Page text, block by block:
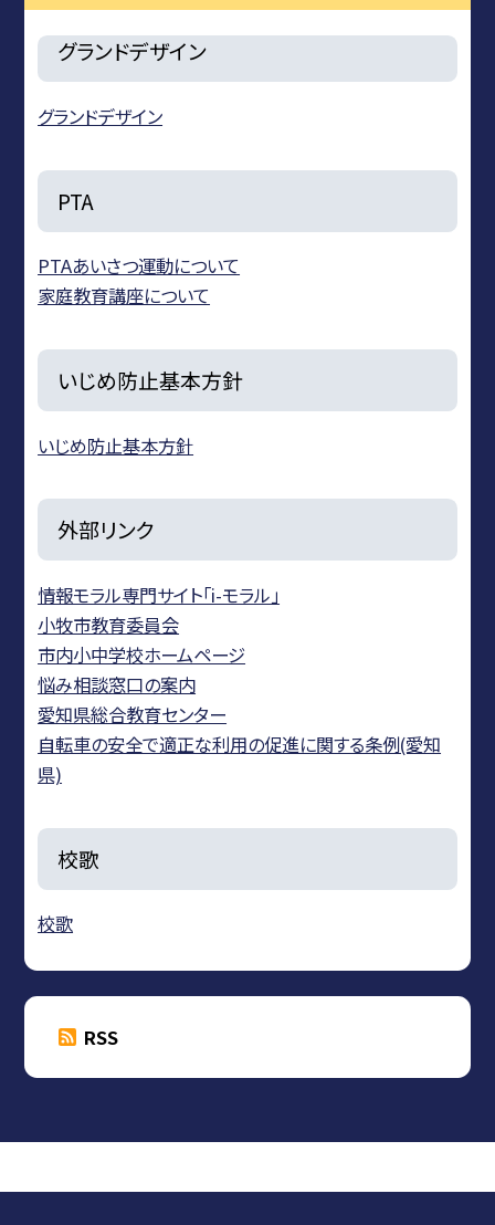
グランドデザイン
グランドデザイン
PTA
PTAあいさつ運動について
家庭教育講座について
いじめ防止基本方針
いじめ防止基本方針
外部リンク
情報モラル専門サイト「i-モラル」
小牧市教育委員会
市内小中学校ホームページ
悩み相談窓口の案内
愛知県総合教育センター
自転車の安全で適正な利用の促進に関する条例(愛知
県)
校歌
校歌
RSS